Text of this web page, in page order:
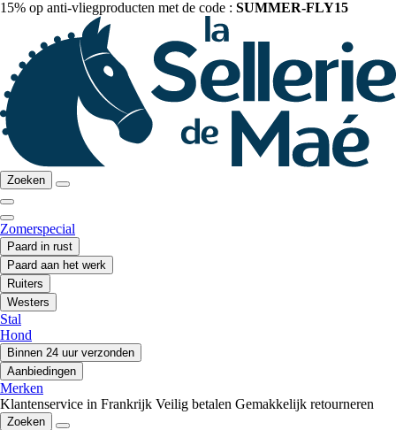
15% op anti-vliegproducten met de code : SUMMER-FLY15
Zoeken
Zomerspecial
Paard in rust
Paard aan het werk
Ruiters
Westers
Stal
Hond
Binnen 24 uur verzonden
Aanbiedingen
Merken
Klantenservice in Frankrijk Veilig betalen Gemakkelijk retourneren
Zoeken